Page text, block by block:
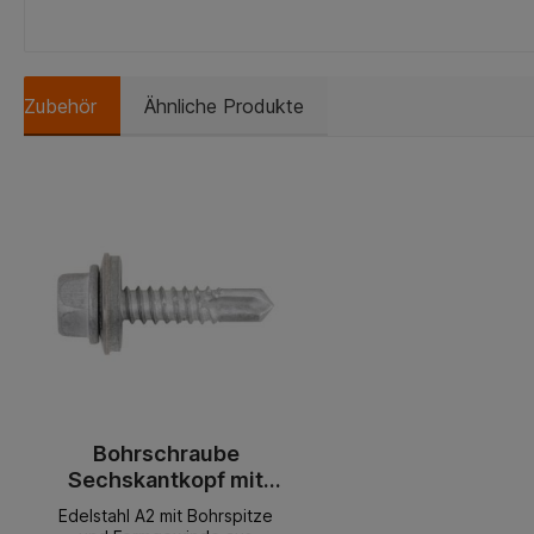
Zubehör Ähnliche Produkte
Bohrschraube
Sechskantkopf mit
Dichtscheibe PIASTA®
Edelstahl A2 mit Bohrspitze